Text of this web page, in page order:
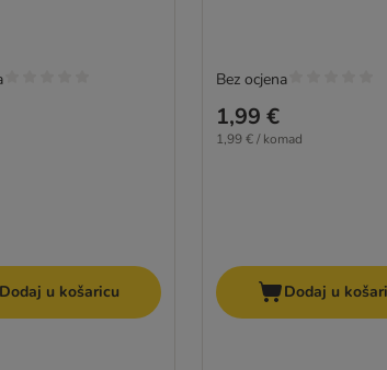
Dodaj u košaricu
1,99 €
1,99 € / komad
Bez ocjena
Dodaj u